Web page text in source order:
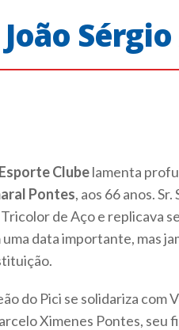
Clubelamenta
Pontes, aos 66 anos.
de Aço e replicava
data importante, mas
do Pici se solidariza com
Ximenes Pontes, seu